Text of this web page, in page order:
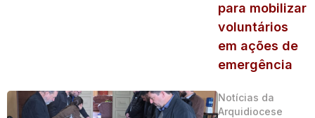
para mobilizar
voluntários
em ações de
emergência
Notícias da
Arquidiocese